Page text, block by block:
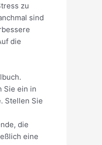
zu
sind
die
Sie ein in
Stellen Sie
die
eine